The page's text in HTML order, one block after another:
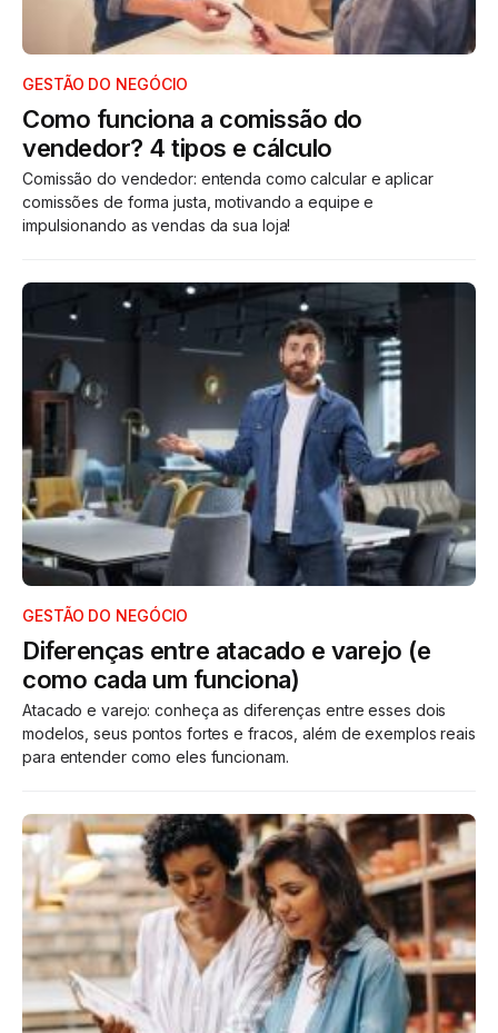
GESTÃO DO NEGÓCIO
Como funciona a comissão do
vendedor? 4 tipos e cálculo
Comissão do vendedor: entenda como calcular e aplicar
comissões de forma justa, motivando a equipe e
impulsionando as vendas da sua loja!
GESTÃO DO NEGÓCIO
Diferenças entre atacado e varejo (e
como cada um funciona)
Atacado e varejo: conheça as diferenças entre esses dois
modelos, seus pontos fortes e fracos, além de exemplos reais
para entender como eles funcionam.